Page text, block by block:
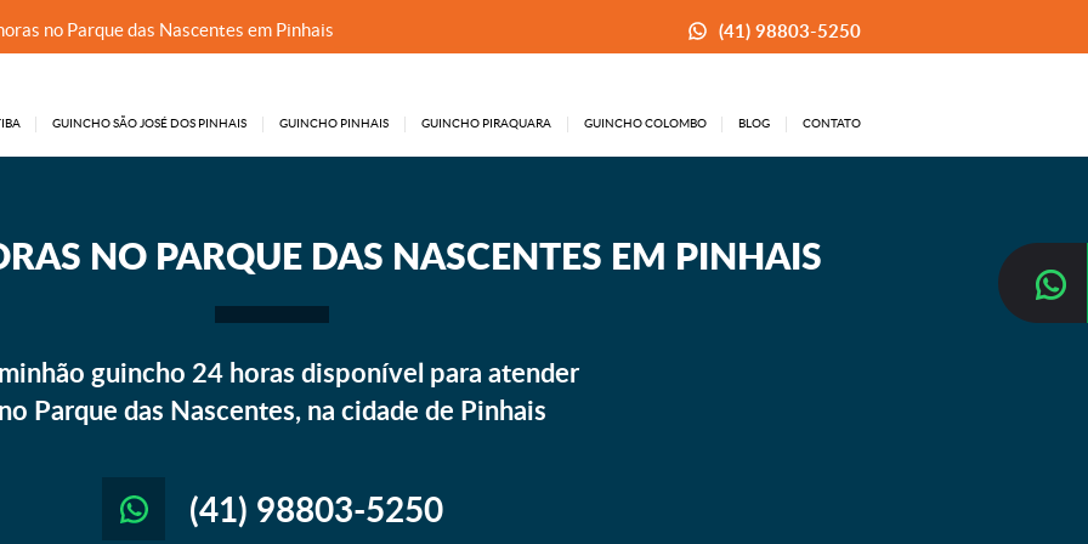
no Parque das Nascentes em Pinhais (41) 98803-5250
GUINCHO SÃO JOSÉ DOS PINHAIS GUINCHO PINHAIS GUINCHO PIRAQUARA GUINCHO COLOMBO BLOG CONTATO
NO PARQUE DAS NASCENTES EM PINHAIS
guincho 24 horas disponível para atender
no Parque das Nascentes, na cidade de Pinhais
(41) 98803-5250